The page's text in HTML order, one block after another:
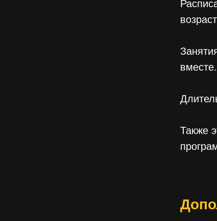
вместе.
Также